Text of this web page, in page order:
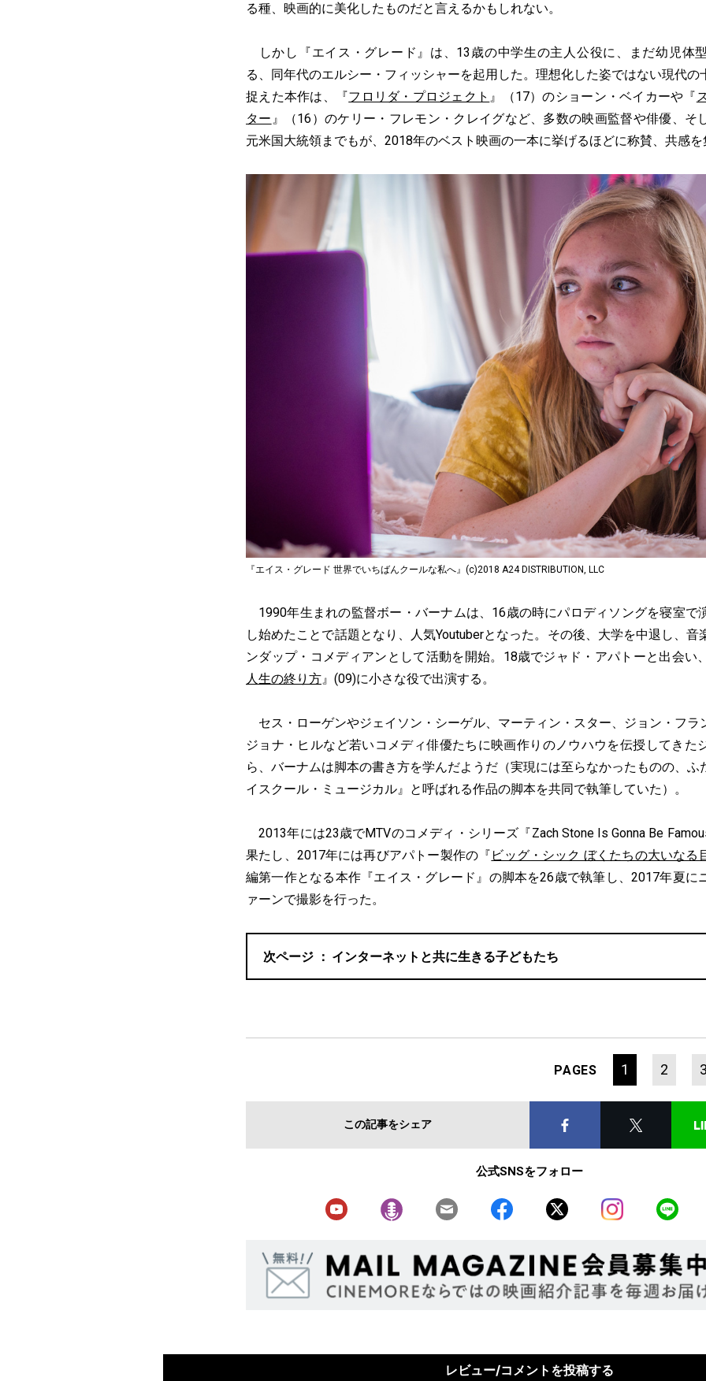
る種、映画的に美化したものだと言えるかもしれない。
しかし『エイス・グレード』は、13歳の中学生の主人公役に、まだ幼児体
る、同年代のエルシー・フィッシャーを起用した。理想化した姿ではない現代の
捉えた本作は、『フロリダ・プロジェクト 』（17）のショーン・ベイカーや『
ター 』（16）のケリー・フレモン・クレイグなど、多数の映画監督や俳優、そ
元米国大統領までもが、2018年のベスト映画の一本に挙げるほどに称賛、共感を
『エイス・グレード 世界でいちばんクールな私へ』(c)2018 A24 DISTRIBUTION, LLC
1990年生まれの監督ボー・バーナムは、16歳の時にパロディソングを寝室で
し始めたことで話題となり、人気Youtuberとなった。その後、大学を中退し、音
ンダップ・コメディアンとして活動を開始。18歳でジャド・アパトーと出会い
人生の終り方』(09)に小さな役で出演する。
セス・ローゲンやジェイソン・シーゲル、マーティン・スター、ジョン・フラ
ジョナ・ヒルなど若いコメディ俳優たちに映画作りのノウハウを伝授してきた
ら、バーナムは脚本の書き方を学んだようだ（実現には至らなかったものの、ふ
イスクール・ミュージカル』と呼ばれる作品の脚本を共同で執筆していた）。
2013年には23歳でMTVのコメディ・シリーズ『Zach Stone Is Gonna Be
果たし、2017年には再びアパトー製作の『 ビッグ・シック ぼくたちの大いなる
編第一作となる本作『エイス・グレード』の脚本を26歳で執筆し、2017年夏に
ァーンで撮影を行った。
インターネットと共に生きる子どもたち
PAGES 1 2 3
この記事をシェア
公式SNSをフォロー
レビュー/コメントを投稿する